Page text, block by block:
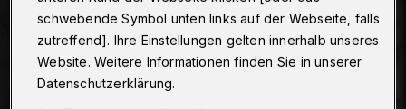
schwebende Symbol unten links auf der Webseite, falls
zutreffend]. Ihre Einstellungen gelten innerhalb unseres
Website. Weitere Informationen finden Sie in unserer
Datenschutzerklärung.